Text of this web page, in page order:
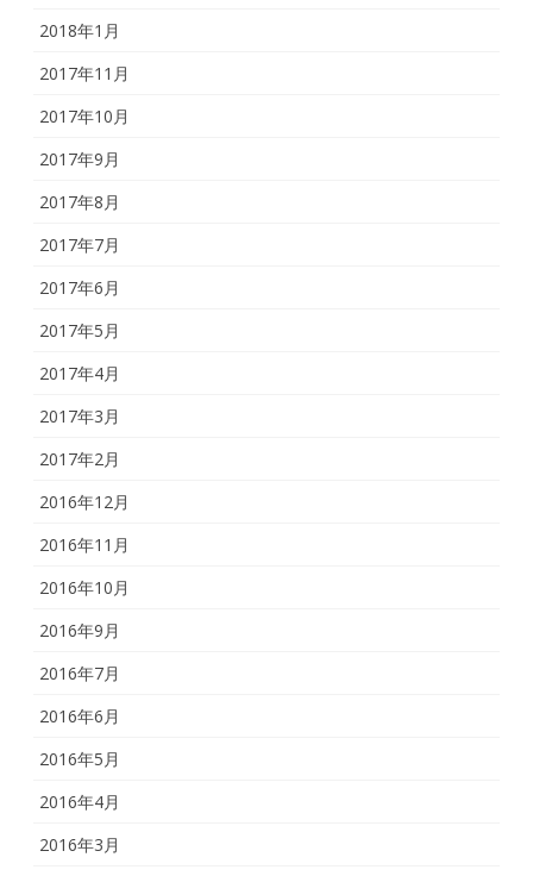
2018年1月
2017年11月
2017年10月
2017年9月
2017年8月
2017年7月
2017年6月
2017年5月
2017年4月
2017年3月
2017年2月
2016年12月
2016年11月
2016年10月
2016年9月
2016年7月
2016年6月
2016年5月
2016年4月
2016年3月